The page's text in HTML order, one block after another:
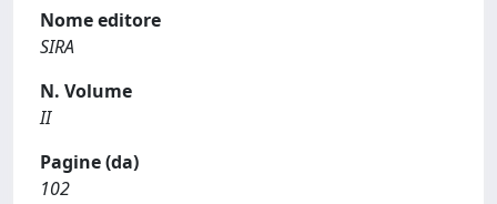
Nome editore
SIRA
N. Volume
II
Pagine (da)
102